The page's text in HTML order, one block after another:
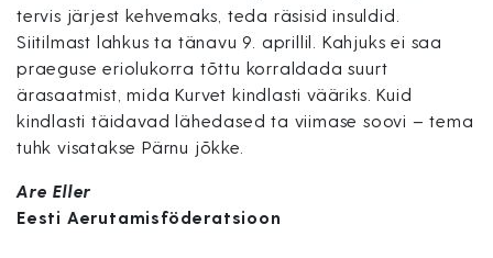
tervis järjest kehvemaks, teda räsisid insuldid.
Siitilmast lahkus ta tänavu 9. aprillil. Kahjuks ei saa
praeguse eriolukorra tõttu korraldada suurt
ärasaatmist, mida Kurvet kindlasti vääriks. Kuid
kindlasti täidavad lähedased ta viimase soovi – tema
tuhk visatakse Pärnu jõkke.
Are Eller
Eesti Aerutamisföderatsioon